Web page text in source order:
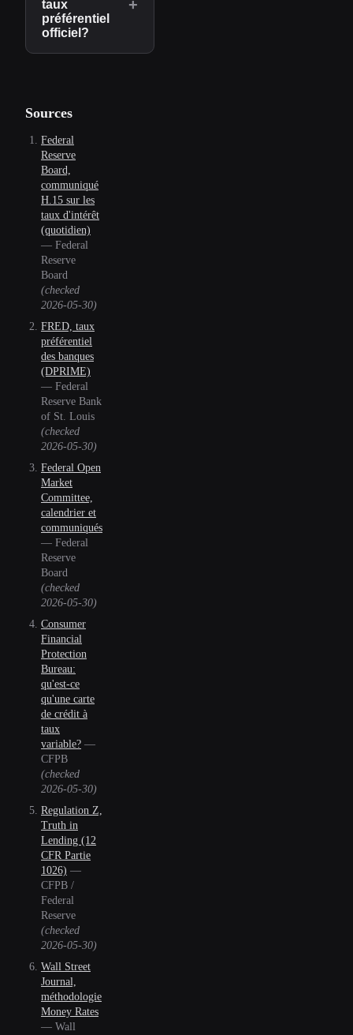
taux
préférentiel
officiel?
+
Sources
Federal
Reserve
Board,
communiqué
H.15 sur les
taux d'intérêt
(quotidien)
— Federal
Reserve
Board
(checked
2026-05-30)
FRED, taux
préférentiel
des banques
(DPRIME)
— Federal
Reserve Bank
of St. Louis
(checked
2026-05-30)
Federal Open
Market
Committee,
calendrier et
communiqués
— Federal
Reserve
Board
(checked
2026-05-30)
Consumer
Financial
Protection
Bureau:
qu'est-ce
qu'une carte
de crédit à
taux
variable? —
CFPB
(checked
2026-05-30)
Regulation Z,
Truth in
Lending (12
CFR Partie
1026) —
CFPB /
Federal
Reserve
(checked
2026-05-30)
Wall Street
Journal,
méthodologie
Money Rates
— Wall